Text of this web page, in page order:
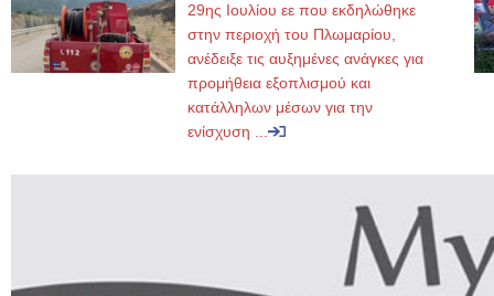
29ης Ιουλίου εε που εκδηλώθηκε
στην περιοχή του Πλωμαρίου,
ανέδειξε τις αυξημένες ανάγκες για
προμήθεια εξοπλισμού και
κατάλληλων μέσων για την
ενίσχυση ...